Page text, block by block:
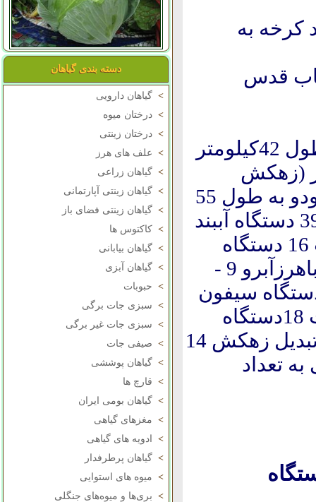
دسته بندی گیاهان
> گیاهان دارویی
> درختان میوه
> درختان زینتی
> علف های هرز
> گیاهان زراعی
> گیاهان زینتی آپارتمانی
> گیاهان زینتی فضای باز
> کاکتوس ها
> گیاهان بیابانی
> گیاهان آبزی
> حبوبات
> سبزی جات برگی
> سبزی جات غیر برگی
> صیفی جات
> گیاهان پوششی
> قارچ ها
> گیاهان بومی ایران
> مغزهای گیاهی
>
ادویه های گیاهی
> گیاهان پرطرفدار
> میوه های استوایی
> بری‌ها و میوه‌های جنگلی
به
قدس
شرح پروژه :-1 احداث کانال درجه یک ودو به طول 42کیلومتر
طول 28 کیلومتر (زهکش
اصلی ) 3 - احداث زهکش درجه یک ودو به طول 55
کیلومتر 4 - احداث 77 دستگاه آبگیر 5 -احداث 39 دستگاه آببند
بتنی 6 - احداث3 دستگاه آببندبا آمیل 7 - احداث 16 دستگاه
آبشارکانال 8 -احداث 13 دستگاه سرریزجانبی باهرزآبرو 9 -
زیرگذرتقاطعی 10 -احداث 2 دستگاه سیفون
11 -احداث 37 دستگاه آبشارزهکش 12 -احداث 18دستگاه
تخلیه زهکش به زهکش 13 -احداث 12دستگاه تبدیل زهکش 14
تعداد